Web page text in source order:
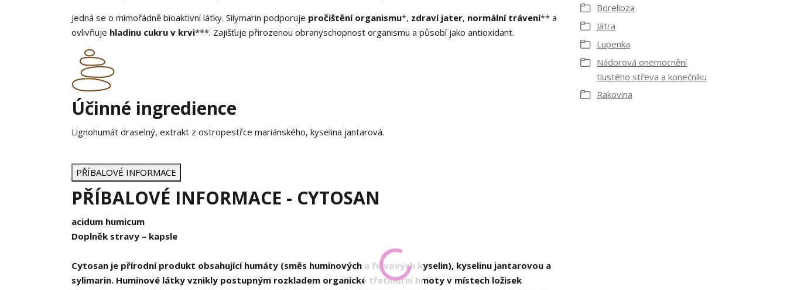
Jedná se o mimořádně bioaktivní látky. Silymarin podporuje pročištění organismu*, zdraví jater, normální trávení** a
ovlivňuje hladinu cukru v krvi***. Zajišťuje přirozenou obranyschopnost organismu a působí jako antioxidant.
Účinné ingredience
Lignohumát draselný, extrakt z ostropestřce mariánského, kyselina jantarová.
PŘÍBALOVÉ INFORMACE
PŘÍBALOVÉ INFORMACE - CYTOSAN
acidum humicum
Doplněk stravy – kapsle
Cytosan je přírodní produkt obsahující humáty (směs huminových a fulvových kyselin), kyselinu jantarovou a
sylimarin. Huminové látky vznikly postupným rozkladem organické třetihorní hmoty v místech ložisek
Borelioza
Játra
Lupenka
Nádorová onemocnění
tlustého střeva a konečníku
Rakovina